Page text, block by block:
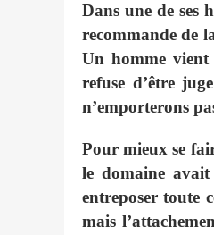
Dans une de ses
recommande de
Un homme vient
refuse d’être
n’emporterons
Pour mieux se
le domaine
entreposer toute
mais